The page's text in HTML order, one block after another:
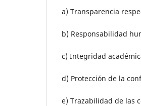
a) Transparencia
b) Responsabilidad
c) Integridad
d) Protección de la
e) Trazabilidad de las